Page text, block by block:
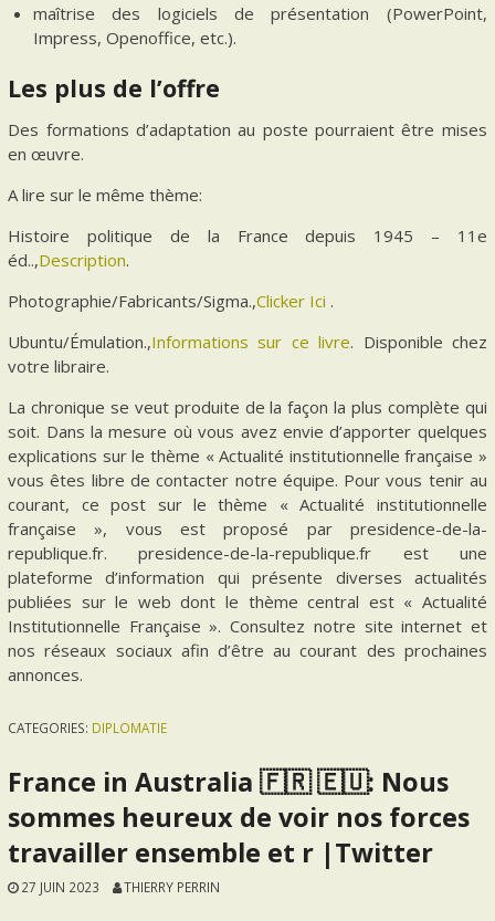
maîtrise des logiciels de présentation (PowerPoint,
Impress, Openoffice, etc.).
Les plus de l’offre
Des formations d’adaptation au poste pourraient être mises
en œuvre.
A lire sur le même thème:
Histoire politique de la France depuis 1945 – 11e
éd..,Description.
Photographie/Fabricants/Sigma.,Clicker Ici .
Ubuntu/Émulation.,Informations sur ce livre. Disponible chez
votre libraire.
La chronique se veut produite de la façon la plus complète qui
soit. Dans la mesure où vous avez envie d’apporter quelques
explications sur le thème « Actualité institutionnelle française »
vous êtes libre de contacter notre équipe. Pour vous tenir au
courant, ce post sur le thème « Actualité institutionnelle
française », vous est proposé par presidence-de-la-
republique.fr. presidence-de-la-republique.fr est une
plateforme d’information qui présente diverses actualités
publiées sur le web dont le thème central est « Actualité
Institutionnelle Française ». Consultez notre site internet et
nos réseaux sociaux afin d’être au courant des prochaines
annonces.
CATEGORIES: DIPLOMATIE
France in Australia 🇫🇷 🇪🇺: Nous
sommes heureux de voir nos forces
travailler ensemble et r |Twitter
27 JUIN 2023 THIERRY PERRIN